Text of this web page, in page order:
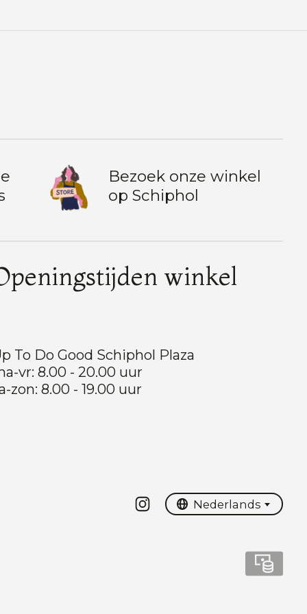
Bezoek onze winkel
op Schiphol
winkel
To Do Good Schiphol Plaza
vr: 8.00 - 20.00 uur
zon: 8.00 - 19.00 uur
Nederlands